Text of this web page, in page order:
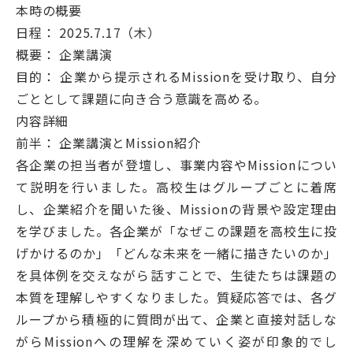
本時の概要
日程： 2025.7.17（木）
概要： 企業講演
目的： 企業から提示されるMissionを受け取り、自分
ごととして課題に向き合う意識を高める。
内容詳細
前半： 企業講演とMission紹介
各企業の担当者が登壇し、事業内容やMissionについ
て説明を行いました。高校生はグループごとに着席
し、企業紹介を聞いた後、Missionの背景や設定理由
を学びました。各企業が「なぜこの課題を高校生に投
げかけるのか」「どんな未来を一緒に描きたいのか」
を具体例を交えながら話すことで、生徒たちは課題の
本質を理解しやすくなりました。質疑応答では、各グ
ループから積極的に質問が出て、企業と直接対話しな
がらMissionへの理解を深めていく姿が印象的でし